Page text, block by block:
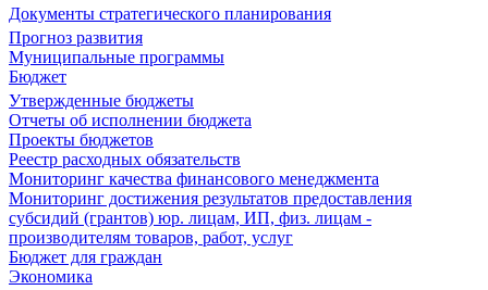
Документы стратегического планирования
Прогноз развития
Муниципальные программы
Бюджет
Утвержденные бюджеты
Отчеты об исполнении бюджета
Проекты бюджетов
Реестр расходных обязательств
Мониторинг качества финансового менеджмента
Мониторинг достижения результатов предоставления
субсидий (грантов) юр. лицам, ИП, физ. лицам -
производителям товаров, работ, услуг
Бюджет для граждан
Экономика